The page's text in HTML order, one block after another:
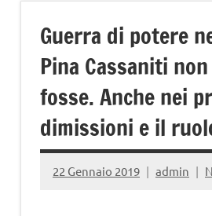
Italiana
Familiari
e
Vittime
strada
Guerra di potere
Pina Cassaniti
fosse. Anche nei
dimissioni e il
22 Gennaio 2019 admin